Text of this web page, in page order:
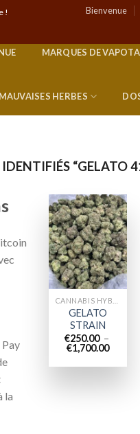
! Bienvenue
MARQUES DE
HERBES
“GELATO
la
Add to
wishlist
GELATO
STRAIN
€250.00 –
€1,700.00Plage
prix :